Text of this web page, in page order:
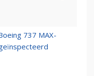
737 MAX-